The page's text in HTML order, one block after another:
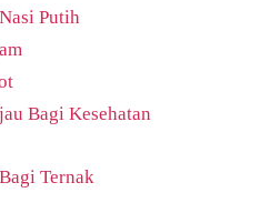
Putih
Bagi Kesehatan
Ternak